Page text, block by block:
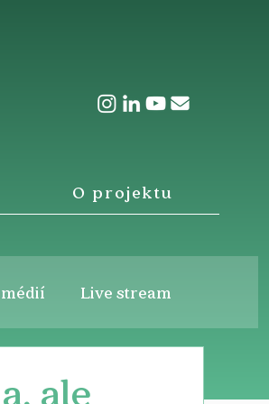
O projektu
Live stream
ale